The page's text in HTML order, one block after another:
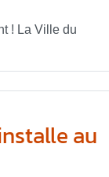
! La Ville du
au